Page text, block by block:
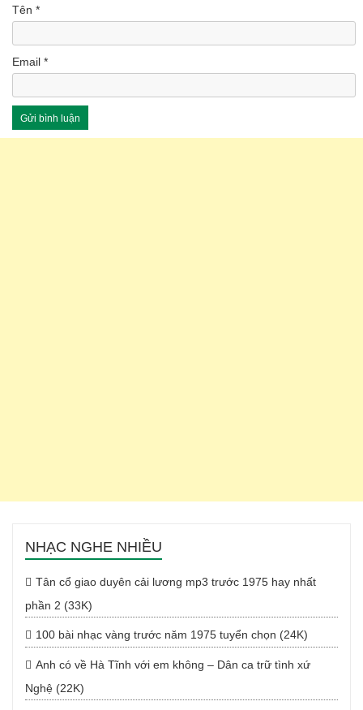
Tên *
Email *
NHẠC NGHE NHIỀU
Tân cổ giao duyên cải lương mp3 trước 1975 hay nhất
phần 2 (33K)
100 bài nhạc vàng trước năm 1975 tuyển chọn (24K)
Anh có về Hà Tĩnh với em không – Dân ca trữ tình xứ
Nghệ (22K)